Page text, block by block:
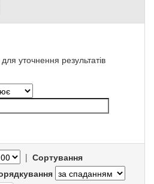
уточнення результатів
| Сортування